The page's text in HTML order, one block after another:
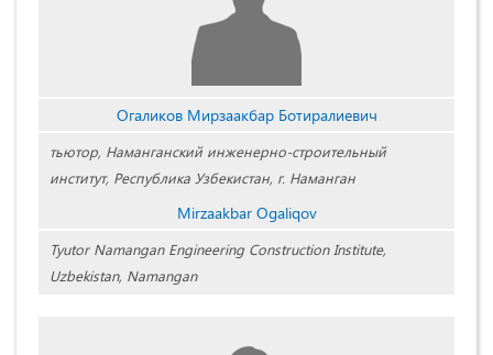
Огаликов Мирзаакбар Ботиралиевич
тьютор, Наманганский инженерно-строительный
институт, Республика Узбекистан, г. Наманган
Mirzaakbar Ogaliqov
Tyutor Namangan Engineering Construction Institute,
Uzbekistan, Namangan